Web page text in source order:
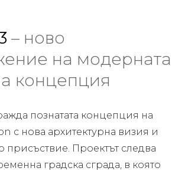
– ново
на модерната
концепция
познатата концепция на
с нова архитектурна визия и
присъствие. Проектът следва
градска сграда, в която